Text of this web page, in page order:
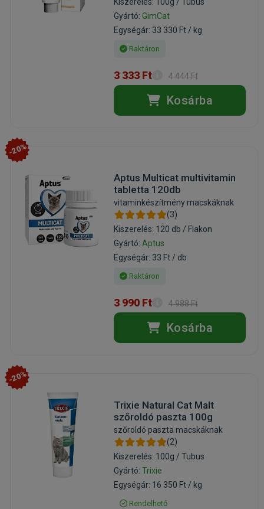
Gyártó: GimCat
Egységár: 33 330 Ft / kg
Raktáron
3 333 Ft 4 444 Ft
Kosárba
-20%
Aptus Multicat multivitamin
tabletta 120db
vitaminkészítmény macskáknak
(3)
Kiszerelés: 120 db / Flakon
Gyártó: Aptus
Egységár: 33 Ft / db
Raktáron
3 990 Ft 4 988 Ft
Kosárba
-20%
Trixie Natural Cat Malt
szőroldó paszta 100g
szőroldó paszta macskáknak
(2)
Kiszerelés: 100g / Tubus
Gyártó: Trixie
Egységár: 16 350 Ft / kg
Rendelhető